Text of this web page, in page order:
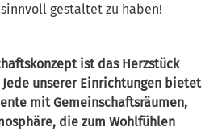
gestaltet zu haben!
ist das Herzstück
unserer Einrichtungen bietet
mit Gemeinschaftsräumen,
die zum Wohlfühlen